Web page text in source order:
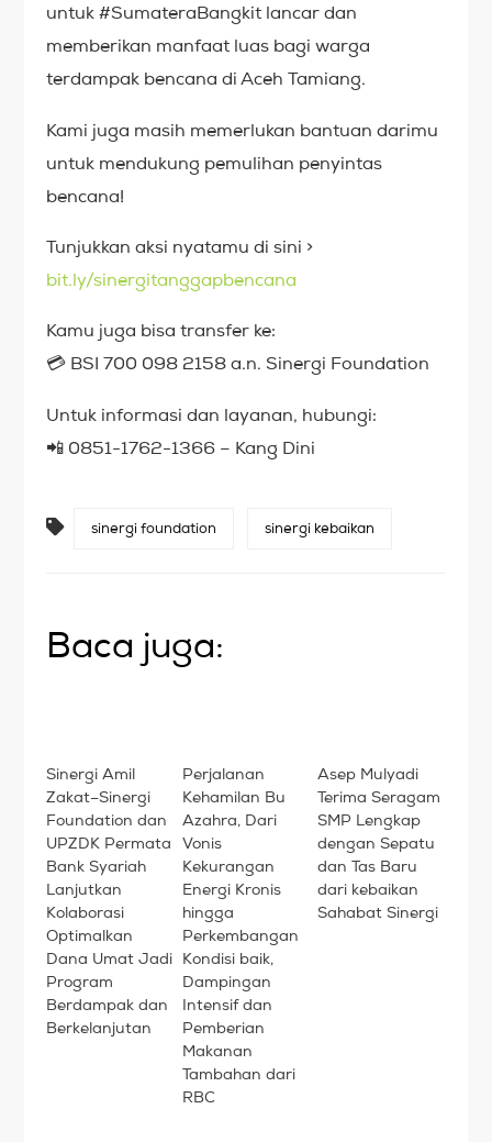
untuk #SumateraBangkit lancar dan
memberikan manfaat luas bagi warga
terdampak bencana di Aceh Tamiang.
Kami juga masih memerlukan bantuan darimu
untuk mendukung pemulihan penyintas
bencana!
Tunjukkan aksi nyatamu di sini >
bit.ly/sinergitanggapbencana
Kamu juga bisa transfer ke:
💳 BSI 700 098 2158 a.n. Sinergi Foundation
Untuk informasi dan layanan, hubungi:
📲 0851-1762-1366 – Kang Dini
sinergi foundation sinergi kebaikan
Baca juga:
Sinergi Amil
Zakat–Sinergi
Foundation dan
UPZDK Permata
Bank Syariah
Lanjutkan
Kolaborasi
Optimalkan
Dana Umat Jadi
Program
Berdampak dan
Berkelanjutan
Perjalanan
Kehamilan Bu
Azahra, Dari
Vonis
Kekurangan
Energi Kronis
hingga
Perkembangan
Kondisi baik,
Dampingan
Intensif dan
Pemberian
Makanan
Tambahan dari
RBC
Asep Mulyadi
Terima Seragam
SMP Lengkap
dengan Sepatu
dan Tas Baru
dari kebaikan
Sahabat Sinergi